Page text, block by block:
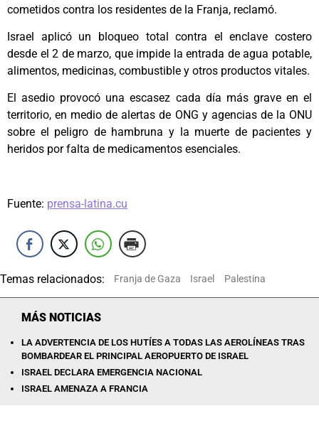
cometidos contra los residentes de la Franja, reclamó.
Israel aplicó un bloqueo total contra el enclave costero
desde el 2 de marzo, que impide la entrada de agua potable,
alimentos, medicinas, combustible y otros productos vitales.
El asedio provocó una escasez cada día más grave en el
territorio, en medio de alertas de ONG y agencias de la ONU
sobre el peligro de hambruna y la muerte de pacientes y
heridos por falta de medicamentos esenciales.
Fuente: prensa-latina.cu
Temas relacionados: Franja de Gaza Israel Palestina
MÁS NOTICIAS
LA ADVERTENCIA DE LOS HUTÍES A TODAS LAS AEROLÍNEAS TRAS
BOMBARDEAR EL PRINCIPAL AEROPUERTO DE ISRAEL
ISRAEL DECLARA EMERGENCIA NACIONAL
ISRAEL AMENAZA A FRANCIA